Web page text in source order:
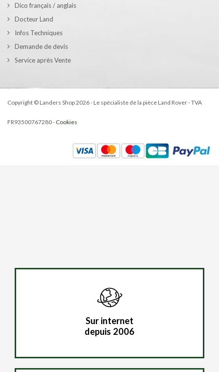
Dico français / anglais
Docteur Land
Infos Techniques
Demande de devis
Service après Vente
Copyright © Landers Shop 2026 - Le spécialiste de la pièce Land Rover - TVA
FR93500767280 - Cookies
Sur internet
depuis 2006